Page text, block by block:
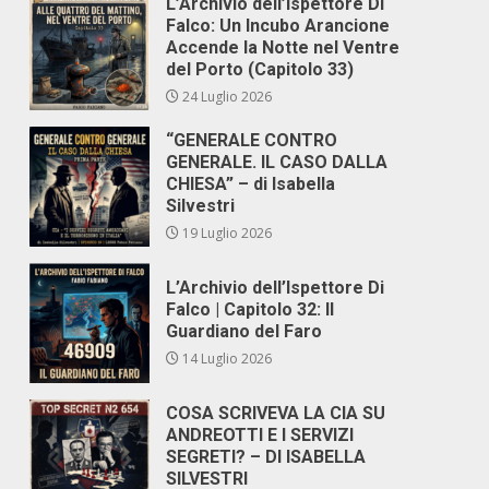
Falco: Un Incubo Arancione
Accende la Notte nel Ventre
del Porto (Capitolo 33)
24 Luglio 2026
“GENERALE CONTRO
GENERALE. IL CASO DALLA
CHIESA” – di Isabella
Silvestri
19 Luglio 2026
L’Archivio dell’Ispettore Di
Falco | Capitolo 32: Il
Guardiano del Faro
14 Luglio 2026
COSA SCRIVEVA LA CIA SU
ANDREOTTI E I SERVIZI
SEGRETI? – DI ISABELLA
SILVESTRI